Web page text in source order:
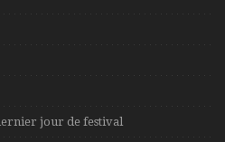
jour de festival